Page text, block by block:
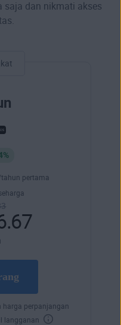
saja dan nikmati akses
pertama
harga perpanjangan
langganan